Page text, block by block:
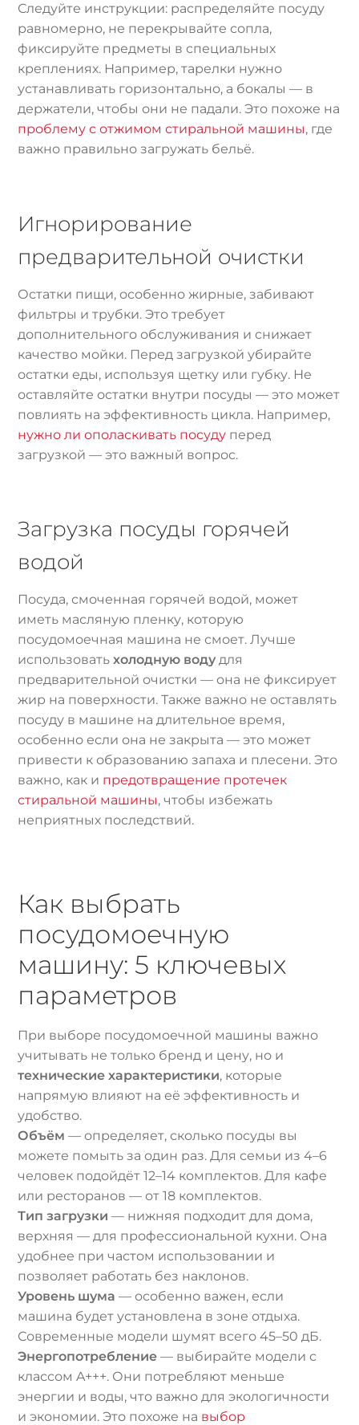
Следуйте инструкции: распределяйте посуду
равномерно, не перекрывайте сопла,
фиксируйте предметы в специальных
креплениях. Например, тарелки нужно
устанавливать горизонтально, а бокалы — в
держатели, чтобы они не падали. Это похоже на
проблему с отжимом стиральной машины, где
важно правильно загружать бельё.
Игнорирование
предварительной очистки
Остатки пищи, особенно жирные, забивают
фильтры и трубки. Это требует
дополнительного обслуживания и снижает
качество мойки. Перед загрузкой убирайте
остатки еды, используя щетку или губку. Не
оставляйте остатки внутри посуды — это может
повлиять на эффективность цикла. Например,
нужно ли ополаскивать посуду перед
загрузкой — это важный вопрос.
Загрузка посуды горячей
водой
Посуда, смоченная горячей водой, может
иметь масляную пленку, которую
посудомоечная машина не смоет. Лучше
использоватьхолодную воду для
предварительной очистки — она не фиксирует
жир на поверхности. Также важно не оставлять
посуду в машине на длительное время,
особенно если она не закрыта — это может
привести к образованию запаха и плесени. Это
важно, как и предотвращение протечек
стиральной машины, чтобы избежать
неприятных последствий.
Как выбрать
посудомоечную
машину: 5 ключевых
параметров
При выборе посудомоечной машины важно
учитывать не только бренд и цену, но и
технические характеристики, которые
напрямую влияют на её эффективность и
удобство.
Объём — определяет, сколько посуды вы
можете помыть за один раз. Для семьи из 4–6
человек подойдёт 12–14 комплектов. Для кафе
или ресторанов — от 18 комплектов.
Тип загрузки — нижняя подходит для дома,
верхняя — для профессиональной кухни. Она
удобнее при частом использовании и
позволяет работать без наклонов.
Уровень шума — особенно важен, если
машина будет установлена в зоне отдыха.
Современные модели шумят всего 45–50 дБ.
Энергопотребление — выбирайте модели с
классом A+++. Они потребляют меньше
энергии и воды, что важно для экологичности
и экономии. Это похоже на выбор